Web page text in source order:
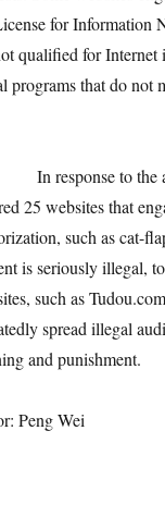
for Information
qualified for Internet
programs that do not
to the
25 websites that
such as cat-
is seriously illegal,
such as
spread illegal
and punishment.
Peng Wei